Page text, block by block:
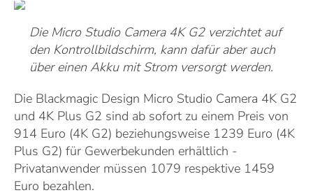
Die Micro Studio Camera 4K G2 verzichtet auf
den Kontrollbildschirm, kann dafür aber auch
über einen Akku mit Strom versorgt werden.
Die Blackmagic Design Micro Studio Camera 4K G2
und 4K Plus G2 sind ab sofort zu einem Preis von
914 Euro (4K G2) beziehungsweise 1239 Euro (4K
Plus G2) für Gewerbekunden erhältlich -
Privatanwender müssen 1079 respektive 1459
Euro bezahlen.